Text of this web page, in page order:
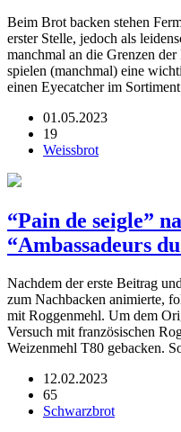
Beim Brot backen stehen
erster Stelle, jedoch als
manchmal an die Grenzen
spielen (manchmal) eine
einen Eyecatcher im
01.05.2023
19
Weissbrot
“Pain de seigle”
“Ambassadeurs
Nachdem der erste Beitrag
zum Nachbacken animierte,
mit Roggenmehl. Um dem
Versuch mit französischen
Weizenmehl T80 gebacken.
12.02.2023
65
Schwarzbrot